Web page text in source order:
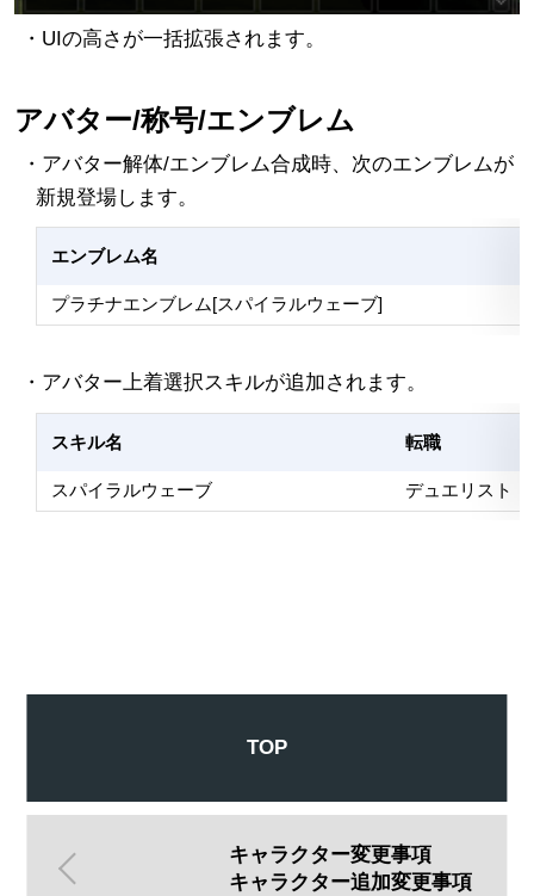
・UIの高さが一括拡張されます。
アバター/称号/エンブレム
・アバター解体/エンブレム合成時、次のエンブレムが
新規登場します。
エンブレム名
プラチナエンブレム[スパイラルウェーブ]
・アバター上着選択スキルが追加されます。
スキル名 転職
スパイラルウェーブ デュエリスト
キャラクター変更事項
キャラクター追加変更事項
TOP